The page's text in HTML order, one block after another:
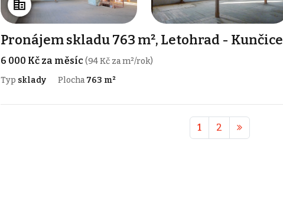
Pronájem skladu 763 m², Letohrad - Kunčice
6 000 Kč za měsíc(94 Kč za m²/rok)
Typ sklady Plocha 763 m²
1 2